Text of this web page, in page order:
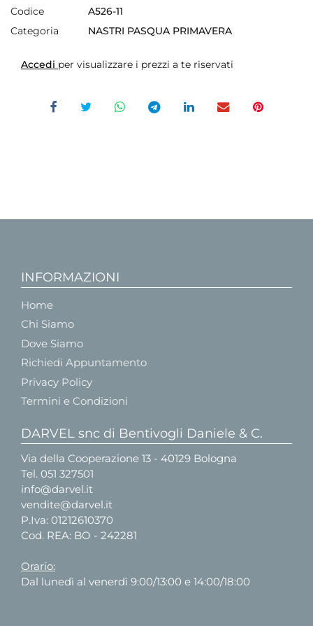
Codice
A526-11
Categoria
NASTRI PASQUA PRIMAVERA
Accedi per visualizzare i prezzi a te riservati
INFORMAZIONI
Home
Chi Siamo
Dove Siamo
Richiedi Appuntamento
Privacy Policy
Termini e Condizioni
DARVEL snc di Bentivogli Daniele & C.
Via della Cooperazione 13 - 40129 Bologna
Tel. 051 327501
info@darvel.it
vendite@darvel.it
P.Iva: 01212610370
Cod. REA: BO - 242281
Orario:
Dal lunedì al venerdì 9:00/13:00 e 14:00/18:00